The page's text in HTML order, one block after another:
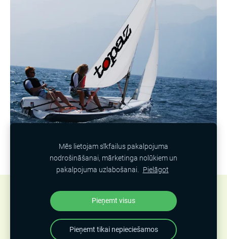
Sporta buru laivas Sīkdatnes
Veidots arMozello- labo mājas lapu ģeneratoru.
Mēs lietojam sīkfailus pakalpojuma
nodrošināšanai, mārketinga nolūkiem un
pakalpojuma uzlabošanai. Pielāgot
Pieņemt visus
Pieņemt tikai nepieciešamos